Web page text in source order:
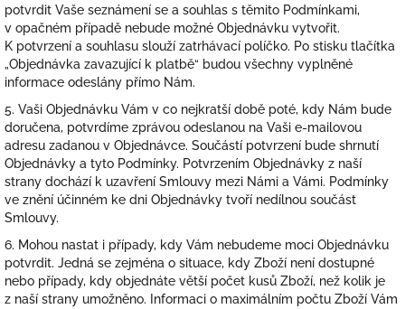
potvrdit Vaše seznámení se a souhlas s těmito Podmínkami,
v opačném případě nebude možné Objednávku vytvořit.
K potvrzení a souhlasu slouží zatrhávací políčko. Po stisku tlačítka
„Objednávka zavazující k platbě“ budou všechny vyplněné
informace odeslány přímo Nám.
5. Vaši Objednávku Vám v co nejkratší době poté, kdy Nám bude
doručena, potvrdíme zprávou odeslanou na Vaši e-mailovou
adresu zadanou v Objednávce. Součástí potvrzení bude shrnutí
Objednávky a tyto Podmínky. Potvrzením Objednávky z naší
strany dochází k uzavření Smlouvy mezi Námi a Vámi. Podmínky
ve znění účinném ke dni Objednávky tvoří nedílnou součást
Smlouvy.
6. Mohou nastat i případy, kdy Vám nebudeme moci Objednávku
potvrdit. Jedná se zejména o situace, kdy Zboží není dostupné
nebo případy, kdy objednáte větší počet kusů Zboží, než kolik je
z naší strany umožněno. Informaci o maximálním počtu Zboží Vám